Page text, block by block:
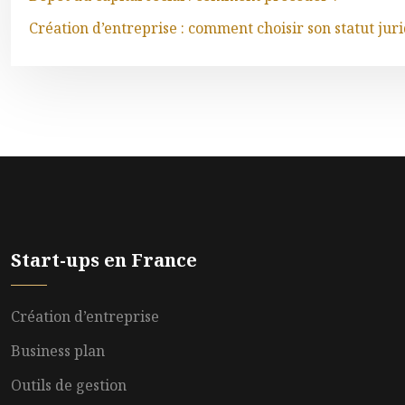
Création d’entreprise : comment choisir son statut
Start-ups en France
Création d’entreprise
Business plan
Outils de gestion